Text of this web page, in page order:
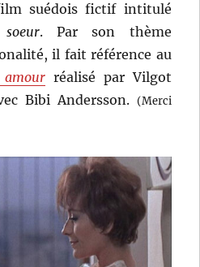
suédois fictif intitulé
. Par son thème
il fait référence au
réalisé par Vilgot
Bibi Andersson. (Merci